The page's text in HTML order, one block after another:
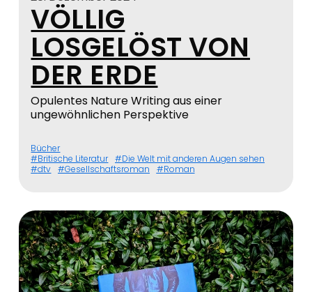
VÖLLIG
LOSGELÖST VON
DER ERDE
Opulentes Nature Writing aus einer
ungewöhnlichen Perspektive
Bücher
Britische Literatur
Die Welt mit anderen Augen sehen
dtv
Gesellschaftsroman Roman